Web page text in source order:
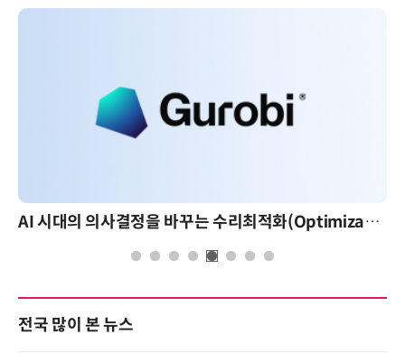
AI 시대의 의사결정을 바꾸는 수리최적화(Optimization): 실제 산업 적용 사례와 활용 전략
전국 많이 본 뉴스